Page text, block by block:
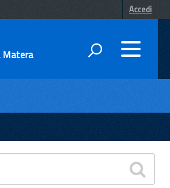
Accedi
Matera